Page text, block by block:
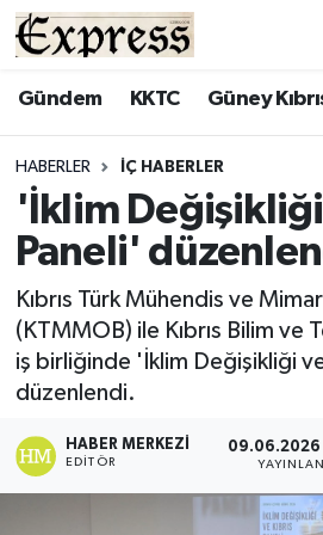
Gündem KKTC Güney
HABERLER İÇ HABERLER
'İklim Değişikliği
Paneli'
Kıbrıs Türk Mühendis ve
(KTMMOB) ile Kıbrıs Bilim ve
iş birliğinde 'İklim Değişikliği ve
düzenlendi.
HABER MERKEZI
EDITÖR
09.06.2026
ALAYKÖY
BİLİM
DÜNYA
EĞİTİM
EKONOMİ
Hava Durumu
Süper Lig Puan Durumu ve
Son Dakika Haberleri
Haber Arşivi